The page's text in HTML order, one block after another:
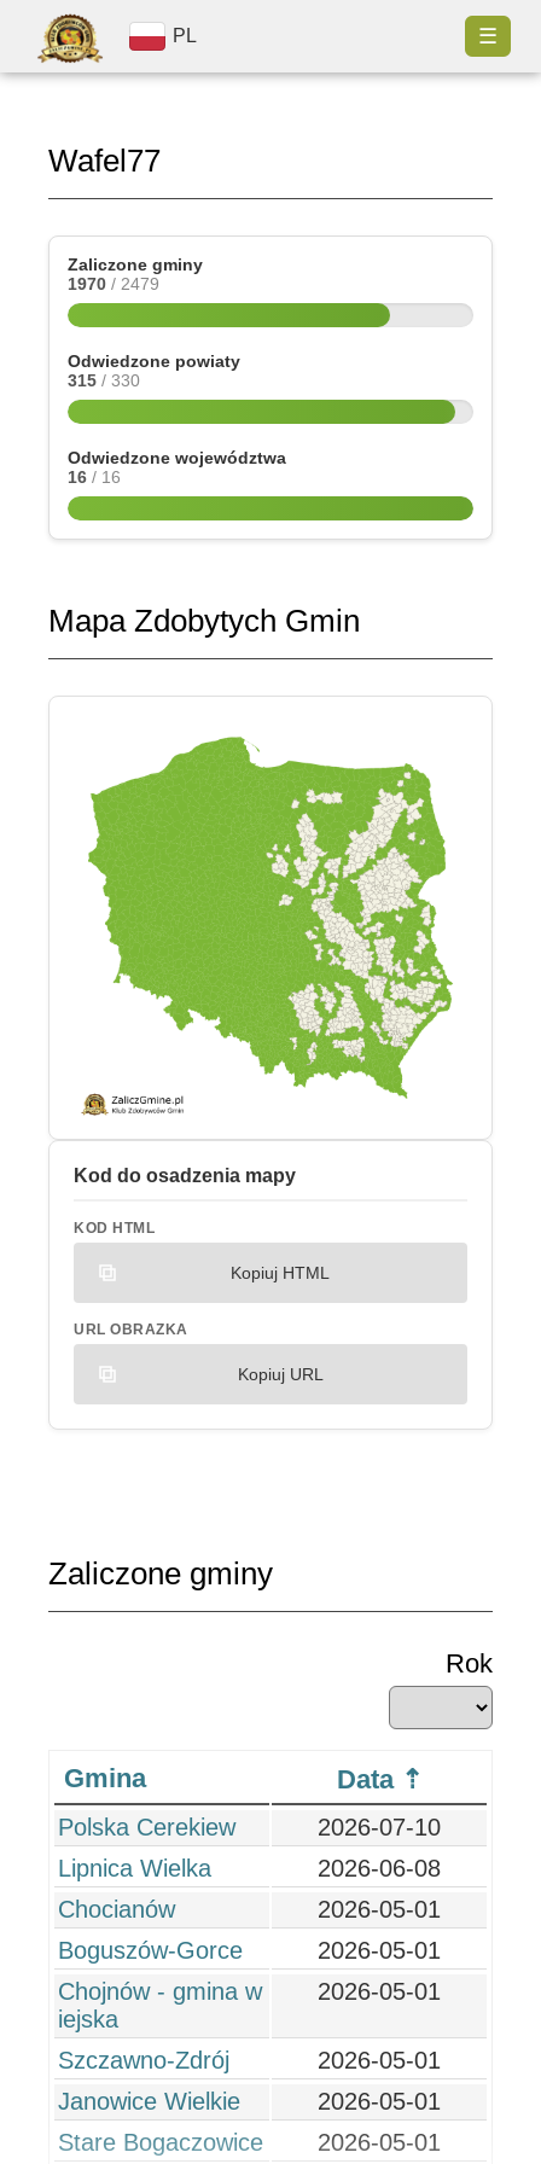
PL ☰
Wafel77
Zaliczone gminy
1970 / 2479
Odwiedzone powiaty
315 / 330
Odwiedzone województwa
16 / 16
Mapa Zdobytych Gmin
Kod do osadzenia mapy
KOD HTML
Kopiuj HTML
URL OBRAZKA
Kopiuj URL
Zaliczone gminy
Rok
Gmina Data
Polska Cerekiew
2026-07-10
Lipnica Wielka
2026-06-08
Chocianów
2026-05-01
Boguszów-Gorce
2026-05-01
Chojnów - gmina w
iejska
2026-05-01
Szczawno-Zdrój
2026-05-01
Janowice Wielkie
2026-05-01
Stare Bogaczowice
2026-05-01